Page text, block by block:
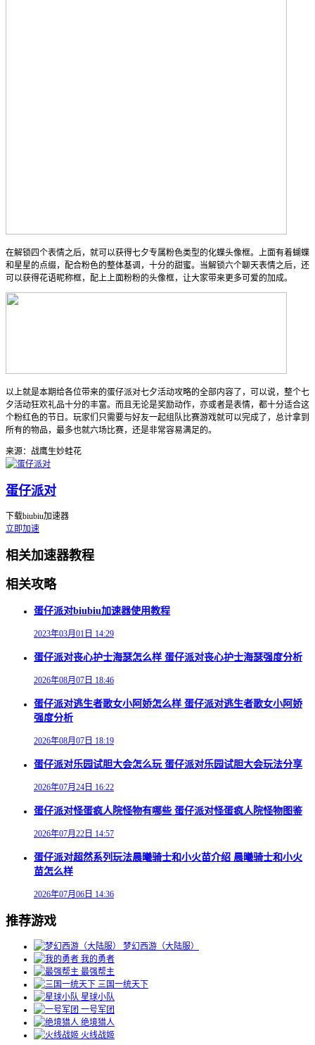
在解锁四个表情之后，就可以获得七夕专属粉色类型的化蝶头像框。上面有着蝴蝶
和星星的点缀，配合粉色的整体基调，十分的甜蜜。当解锁六个聊天表情之后，还
可以获得花语昵称框，配上上面粉粉的头像框，让大家带来更多可爱的加成。
以上就是本期给各位带来的蛋仔派对七夕活动攻略的全部内容了，可以说，整个七
夕活动狂欢礼品十分的丰富。而且无论是奖励动作，亦或者是表情，都十分适合这
个粉红色的节日。玩家们只需要与好友一起组队比赛游戏就可以完成了，总计拿到
所有的物品，最多也就六场比赛，还是非常容易满足的。
来源：战鹰生妙蛙花
蛋仔派对
下载biubiu加速器
立即加速
相关加速器教程
相关攻略
蛋仔派对biubiu加速器使用教程
2023年03月01日 14:29
蛋仔派对丧心护士海瑟怎么样 蛋仔派对丧心护士海瑟强度分析
2026年08月07日 18:46
蛋仔派对逃生者歌女小阿娇怎么样 蛋仔派对逃生者歌女小阿娇
强度分析
2026年08月07日 18:19
蛋仔派对乐园试胆大会怎么玩 蛋仔派对乐园试胆大会玩法分享
2026年07月24日 16:22
蛋仔派对怪蛋疯人院怪物有哪些 蛋仔派对怪蛋疯人院怪物图鉴
2026年07月22日 14:57
蛋仔派对超然系列玩法晨曦骑士和小火苗介绍 晨曦骑士和小火
苗怎么样
2026年07月06日 14:36
推荐游戏
梦幻西游（大陆服）
我的勇者
最强帮主
三国一统天下
星球小队
一号军团
绝境猎人
火线战姬